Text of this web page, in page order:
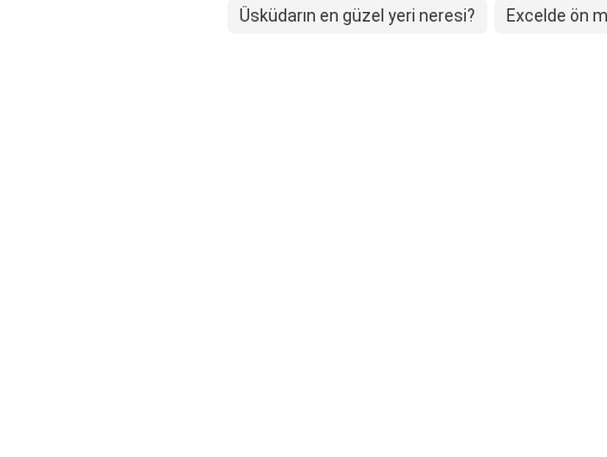
Üsküdarın en güzel yeri neresi? Excelde ön